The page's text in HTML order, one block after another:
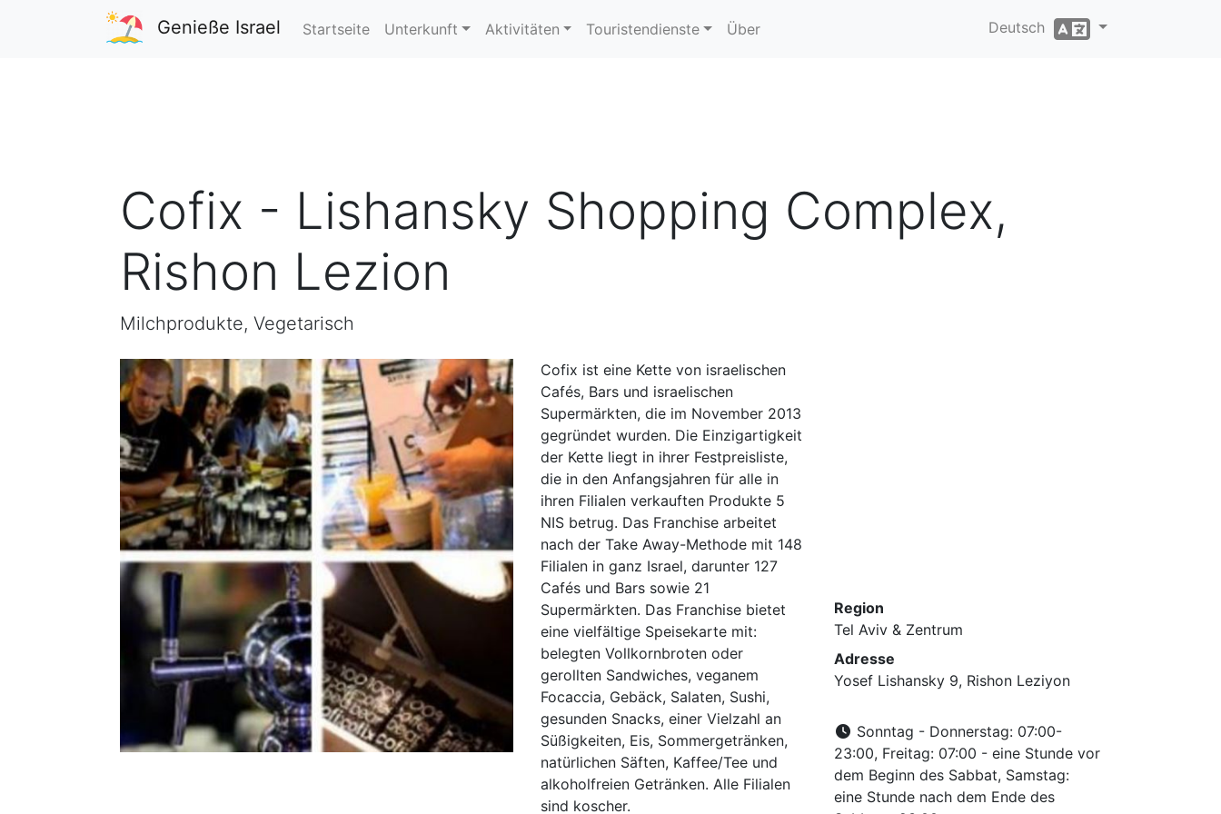
Genieße Israel Startseite Unterkunft Aktivitäten Touristendienste Über Deutsch
Cofix - Lishansky Shopping Complex,
Rishon Lezion
Milchprodukte, Vegetarisch
Cofix ist eine Kette von israelischen
Cafés, Bars und israelischen
Supermärkten, die im November 2013
gegründet wurden. Die Einzigartigkeit
der Kette liegt in ihrer Festpreisliste,
die in den Anfangsjahren für alle in
ihren Filialen verkauften Produkte 5
NIS betrug. Das Franchise arbeitet
nach der Take Away-Methode mit 148
Filialen in ganz Israel, darunter 127
Cafés und Bars sowie 21
Supermärkten. Das Franchise bietet
eine vielfältige Speisekarte mit:
belegten Vollkornbroten oder
gerollten Sandwiches, veganem
Focaccia, Gebäck, Salaten, Sushi,
gesunden Snacks, einer Vielzahl an
Süßigkeiten, Eis, Sommergetränken,
natürlichen Säften, Kaffee/Tee und
alkoholfreien Getränken. Alle Filialen
sind koscher.
Region
Tel Aviv & Zentrum
Adresse
Yosef Lishansky 9, Rishon Leziyon
Sonntag - Donnerstag: 07:00-
23:00, Freitag: 07:00 - eine Stunde vor
dem Beginn des Sabbat, Samstag:
eine Stunde nach dem Ende des